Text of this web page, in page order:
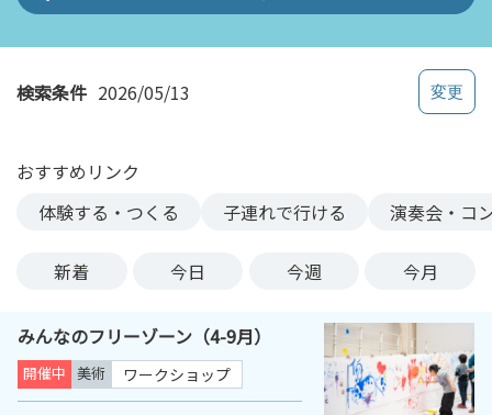
の検索条件 2026/05/13
おすすめリンク
体験する・つくる
子連れで行ける 演奏会・コ
新着 今日 今週 今月
みんなのフリーゾーン（4-9月）
開催中 美術 ワークショップ